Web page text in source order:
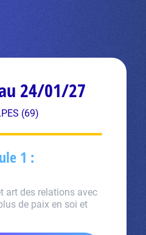
24/01/27
(69)
1 :
art des relations avec
de paix en soi et